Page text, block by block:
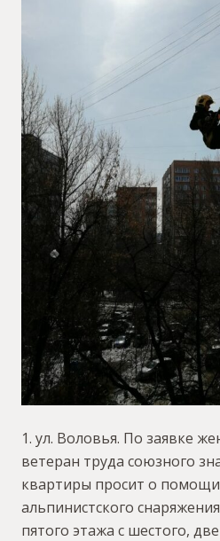
1. ул. Воловья. По заявке
ветеран труда союзного
квартиры просит о
альпинистского
пятого этажа с шестого,